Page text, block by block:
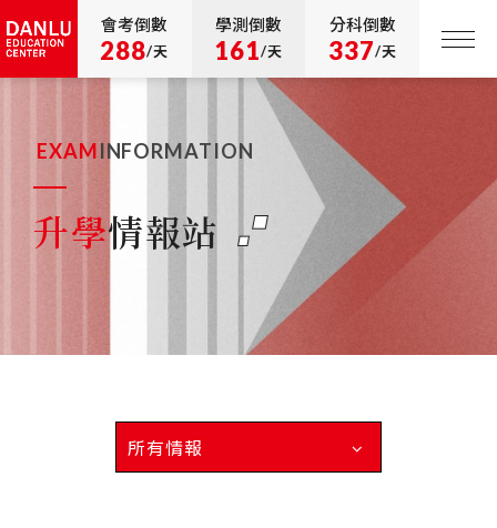
會考倒數
288/天
學測倒數
161/天
分科倒數
337/天
EXAMINFORMATION
升學情報站
所有情報